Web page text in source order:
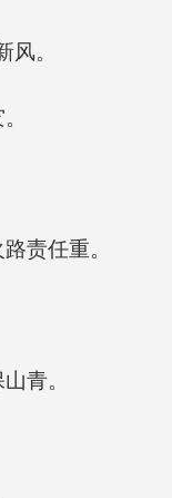
。
责任重。
青。